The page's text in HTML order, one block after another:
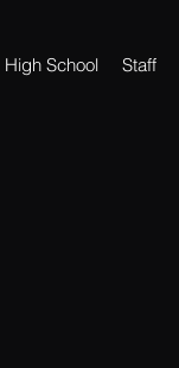
High School Staff